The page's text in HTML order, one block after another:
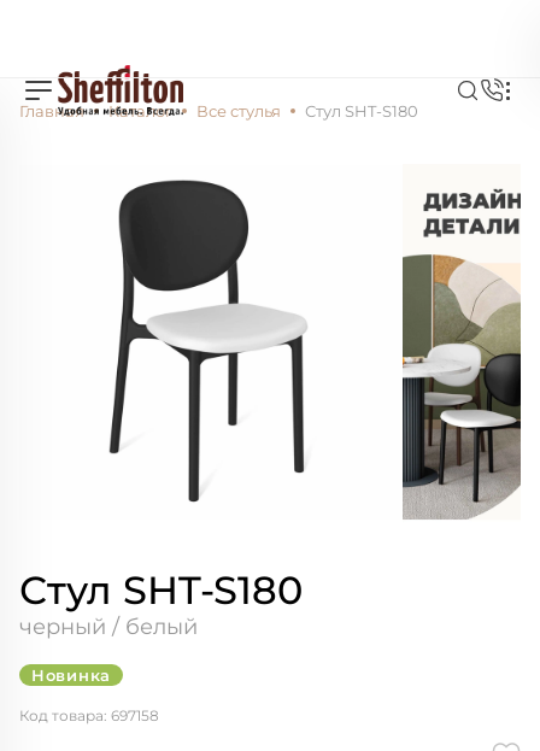
Главная Каталог Все стулья Стул SHT-S180
Стул SHT-S180
черный / белый
Новинка
Код товара: 697158